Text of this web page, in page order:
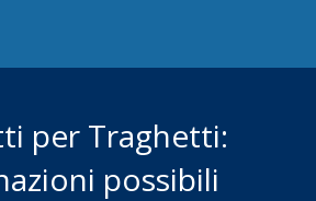
per Traghetti:
possibili